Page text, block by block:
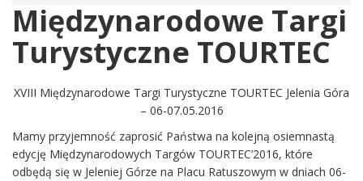
Międzynarodowe Targi
Turystyczne TOURTEC
XVIII Międzynarodowe Targi Turystyczne TOURTEC Jelenia Góra
– 06-07.05.2016
Mamy przyjemność zaprosić Państwa na kolejną osiemnastą
edycję Międzynarodowych Targów TOURTEC’2016, które
odbędą się w Jeleniej Górze na Placu Ratuszowym w dniach 06-